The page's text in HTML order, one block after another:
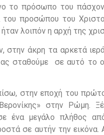
το πρόσωπο του
του προσώπου του
λοιπόν η αρχή της
στην άκρη τα αρκετά
ας σταθούμε σε αυτό το
στην εποχή του
στην Ρώμη.
ένα μεγάλο πλήθος
σε αυτήν την